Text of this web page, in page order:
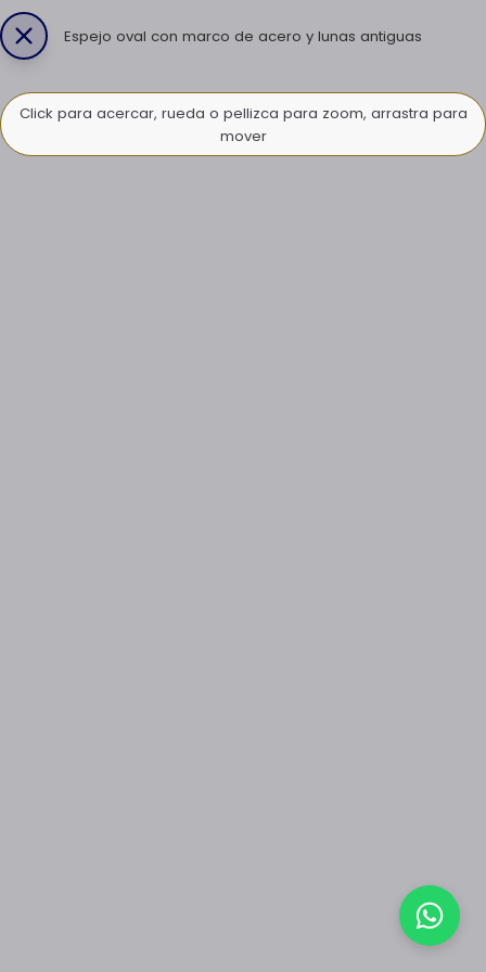
Espejo oval con marco de acero y lunas antiguas
Click para acercar, rueda o pellizca para zoom, arrastra para
mover